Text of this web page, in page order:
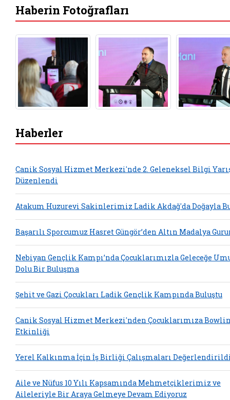
Haberin Fotoğrafları
Haberler
Canik Sosyal Hizmet Merkezi'nde 2. Geleneksel Bilgi
Düzenlendi
Atakum Huzurevi Sakinlerimiz Ladik Akdağ'da Doğayla
Başarılı Sporcumuz Hasret Güngör’den Altın Madalya
Nebiyan Gençlik Kampı’nda Çocuklarımızla Geleceğe
Dolu Bir Buluşma
Şehit ve Gazi Çocukları Ladik Gençlik Kampında Buluştu
Canik Sosyal Hizmet Merkezi'nden Çocuklarımıza
Etkinliği
Yerel Kalkınma İçin İş Birliği Çalışmaları
Aile ve Nüfus 10 Yılı Kapsamında Mehmetçiklerimiz ve
Aileleriyle Bir Araya Gelmeye Devam Ediyoruz